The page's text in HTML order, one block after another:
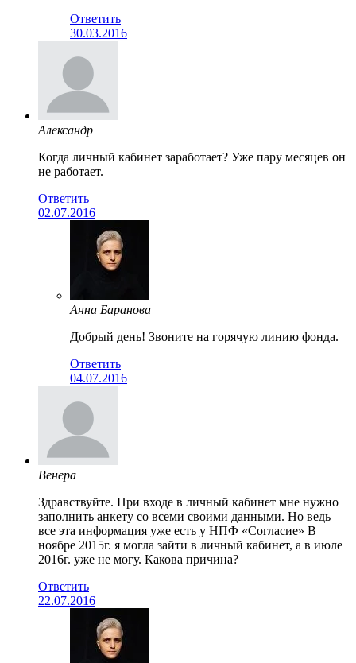
Ответить
30.03.2016
Александр
Когда личный кабинет заработает? Уже пару месяцев он
не работает.
Ответить
02.07.2016
Анна Баранова
Добрый день! Звоните на горячую линию фонда.
Ответить
04.07.2016
Венера
Здравствуйте. При входе в личный кабинет мне нужно
заполнить анкету со всеми своими данными. Но ведь
все эта информация уже есть у НПФ «Согласие» В
ноябре 2015г. я могла зайти в личный кабинет, а в июле
2016г. уже не могу. Какова причина?
Ответить
22.07.2016